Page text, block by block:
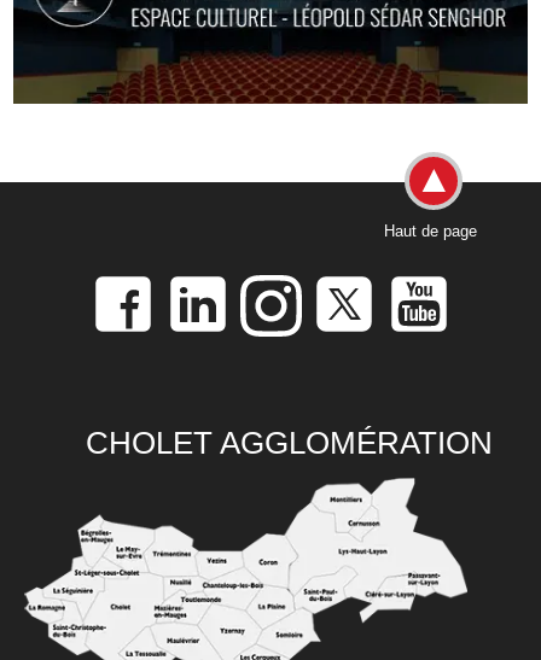
Haut de page
CHOLET AGGLOMÉRATION